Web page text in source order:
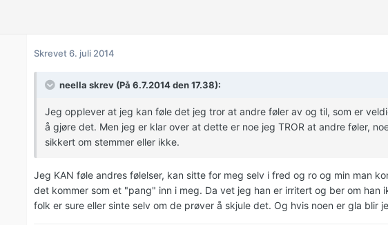
Skrevet6. juli 2014
neella skrev (På 6.7.2014 den 17.38):
Jeg opplever at jeg kan føle det jeg tror at andre føler av og til, som er
å gjøre det. Men jeg er klar over at dette er noe jeg TROR at andre føler,
sikkert om stemmer eller ikke.
Jeg KAN føle andres følelser, kan sitte for meg selv i fred og ro og min man
det kommer som et "pang" inn i meg. Da vet jeg han er irritert og ber om han
folk er sure eller sinte selv om de prøver å skjule det. Og hvis noen er gla blir